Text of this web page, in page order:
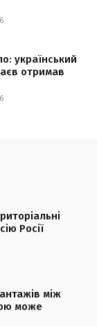
український
отримав
Росії
між
може